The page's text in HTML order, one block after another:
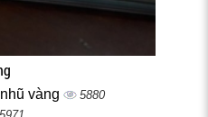
vàng 5880